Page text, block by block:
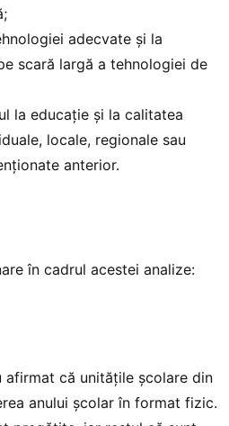
adecvate și la
scară largă a tehnologiei de
la educație și la calitatea
locale, regionale sau
anterior.
în cadrul acestei analize:
că unitățile școlare din
anului școlar în format fizic.